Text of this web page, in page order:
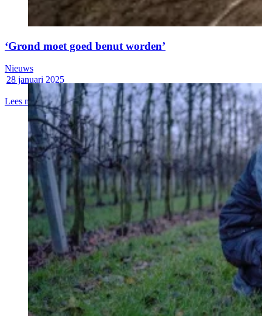
‘Grond moet goed benut worden’
28 januari 2025
Lees meer
Nieuws